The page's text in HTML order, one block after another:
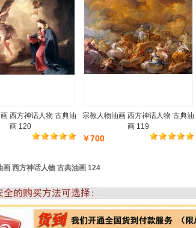
西方神话人物 古典油
画 120
宗教人物油画 西方神话人物 古典油
画 119
￥700
画 西方神话人物 古典油画 124